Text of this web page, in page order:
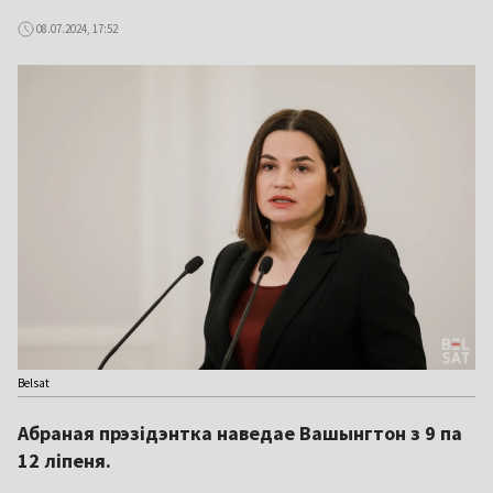
08.07.2024, 17:52
Belsat
Абраная прэзідэнтка наведае Вашынгтон з 9 па
12 ліпеня.